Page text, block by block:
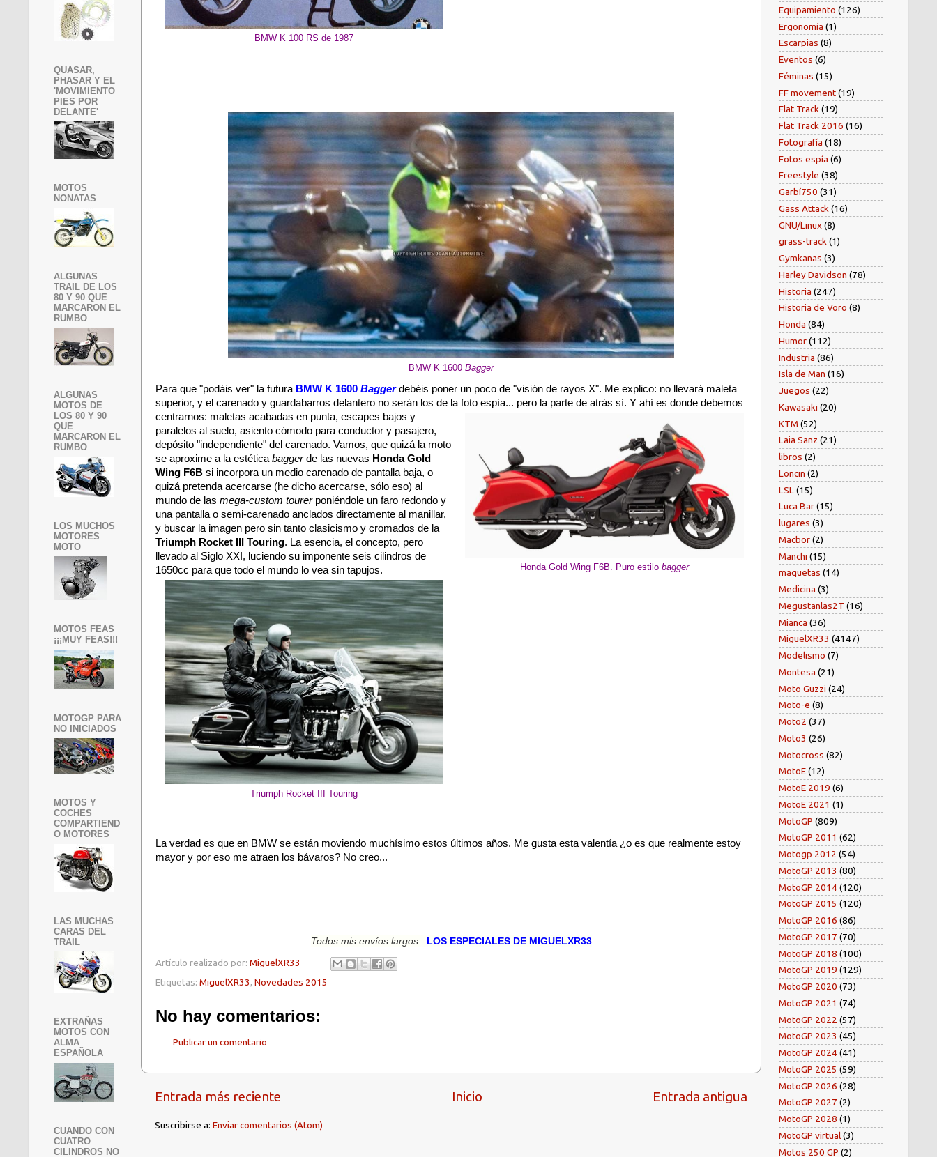
BMW K 100 RS de 1987
BMW K 1600 Bagger
Para que "podáis ver" la futura BMW K 1600 Baggerdebéis poner un poco de "visión de rayos X". Me explico: no llevará maleta
superior, y el carenado y guardabarros delantero no serán los de la foto espía... pero la parte de atrás
Honda Gold Wing F6B. Puro estilo bagger
sí. Y ahí es donde debemos
centrarnos: maletas acabadas en punta, escapes bajos y
paralelos al suelo, asiento cómodo para conductor y pasajero,
depósito "independiente" del carenado. Vamos, que quizá la moto
se aproxime a la estéticabaggerde las nuevas Honda Gold
Wing F6B si incorpora un medio carenado de pantalla baja, o
quizá pretenda acercarse (he dicho acercarse, sólo eso) al
mundo de las mega-custom tourerponiéndole un faro redondo y
una pantalla o semi-carenado anclados directamente al manillar,
y buscar la imagen pero sin tanto clasicismo y cromados de la
Triumph Rocket III Touring. La esencia, el concepto, pero
llevado al Siglo XXI, luciendo su imponente seis cilindros de
1650cc para que todo el mundo lo vea sin tapujos.
Triumph Rocket III Touring
La verdad es que en BMW se están moviendo muchísimo estos últimos años. Me gusta esta valentía ¿o es que realmente estoy
mayor y por eso me atraen los bávaros? No creo...
Todos mis envíos largos: LOS ESPECIALES DE MIGUELXR33
Artículo realizado por: MiguelXR33
Etiquetas: MiguelXR33, Novedades 2015
No hay comentarios:
Publicar un comentario
Entrada más reciente Entrada antigua
Inicio
Suscribirse a: Enviar comentarios (Atom)
QUASAR,
PHASAR Y EL
'MOVIMIENTO
PIES POR
DELANTE'
MOTOS
NONATAS
ALGUNAS
TRAIL DE LOS
80 Y 90 QUE
MARCARON EL
RUMBO
ALGUNAS
MOTOS DE
LOS 80 Y 90
QUE
MARCARON EL
RUMBO
LOS MUCHOS
MOTORES
MOTO
MOTOS FEAS
¡¡¡MUY FEAS!!!
MOTOGP PARA
NO INICIADOS
MOTOS Y
COCHES
COMPARTIEND
O MOTORES
LAS MUCHAS
CARAS DEL
TRAIL
EXTRAÑAS
MOTOS CON
ALMA
ESPAÑOLA
CUANDO CON
CUATRO
CILINDROS NO
Equipamiento (126)
Ergonomía (1)
Escarpias (8)
Eventos (6)
Féminas (15)
FF movement(19)
Flat Track(19)
Flat Track 2016 (16)
Fotografía (18)
Fotos espía (6)
Freestyle (38)
Garbí750 (31)
Gass Attack (16)
GNU/Linux(8)
grass-track(1)
Gymkanas (3)
Harley Davidson (78)
Historia (247)
Historia de Voro (8)
Honda (84)
Humor(112)
Industria (86)
Isla de Man (16)
Juegos (22)
Kawasaki (20)
KTM (52)
Laia Sanz (21)
libros (2)
Loncin (2)
LSL (15)
Luca Bar(15)
lugares (3)
Macbor(2)
Manchi (15)
maquetas (14)
Medicina (3)
Megustanlas2T (16)
Mianca (36)
MiguelXR33 (4147)
Modelismo (7)
Montesa (21)
Moto Guzzi (24)
Moto-e (8)
Moto2 (37)
Moto3 (26)
Motocross (82)
MotoE(12)
MotoE 2019 (6)
MotoE 2021 (1)
MotoGP (809)
MotoGP 2011 (62)
Motogp 2012 (54)
MotoGP 2013 (80)
MotoGP 2014(120)
MotoGP 2015 (120)
MotoGP 2016 (86)
MotoGP 2017 (70)
MotoGP 2018 (100)
MotoGP 2019 (129)
MotoGP 2020 (73)
MotoGP 2021 (74)
MotoGP 2022 (57)
MotoGP 2023 (45)
MotoGP 2024(41)
MotoGP 2025 (59)
MotoGP 2026 (28)
MotoGP 2027 (2)
MotoGP 2028 (1)
MotoGP virtual(3)
Motos 250 GP (2)